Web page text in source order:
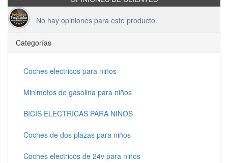
No hay opiniones para este producto.
Categorías
Coches electricos para niños
Minimotos de gasolina para niños
BICIS ELECTRICAS PARA NIÑOS
Coches de dos plazas para niños
Coches electricos de 24v para niños